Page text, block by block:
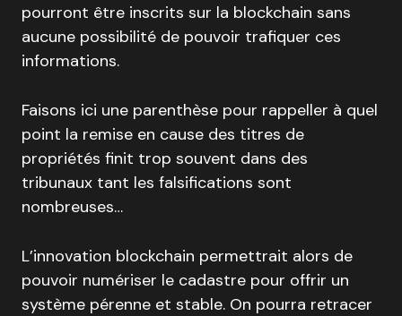
pourront être inscrits sur la blockchain sans
aucune possibilité de pouvoir trafiquer ces
informations.
Faisons ici une parenthèse pour rappeller à quel
point la remise en cause des titres de
propriétés finit trop souvent dans des
tribunaux tant les falsifications sont
nombreuses…
L’innovation blockchain permettrait alors de
pouvoir numériser le cadastre pour offrir un
système pérenne et stable. On pourra retracer